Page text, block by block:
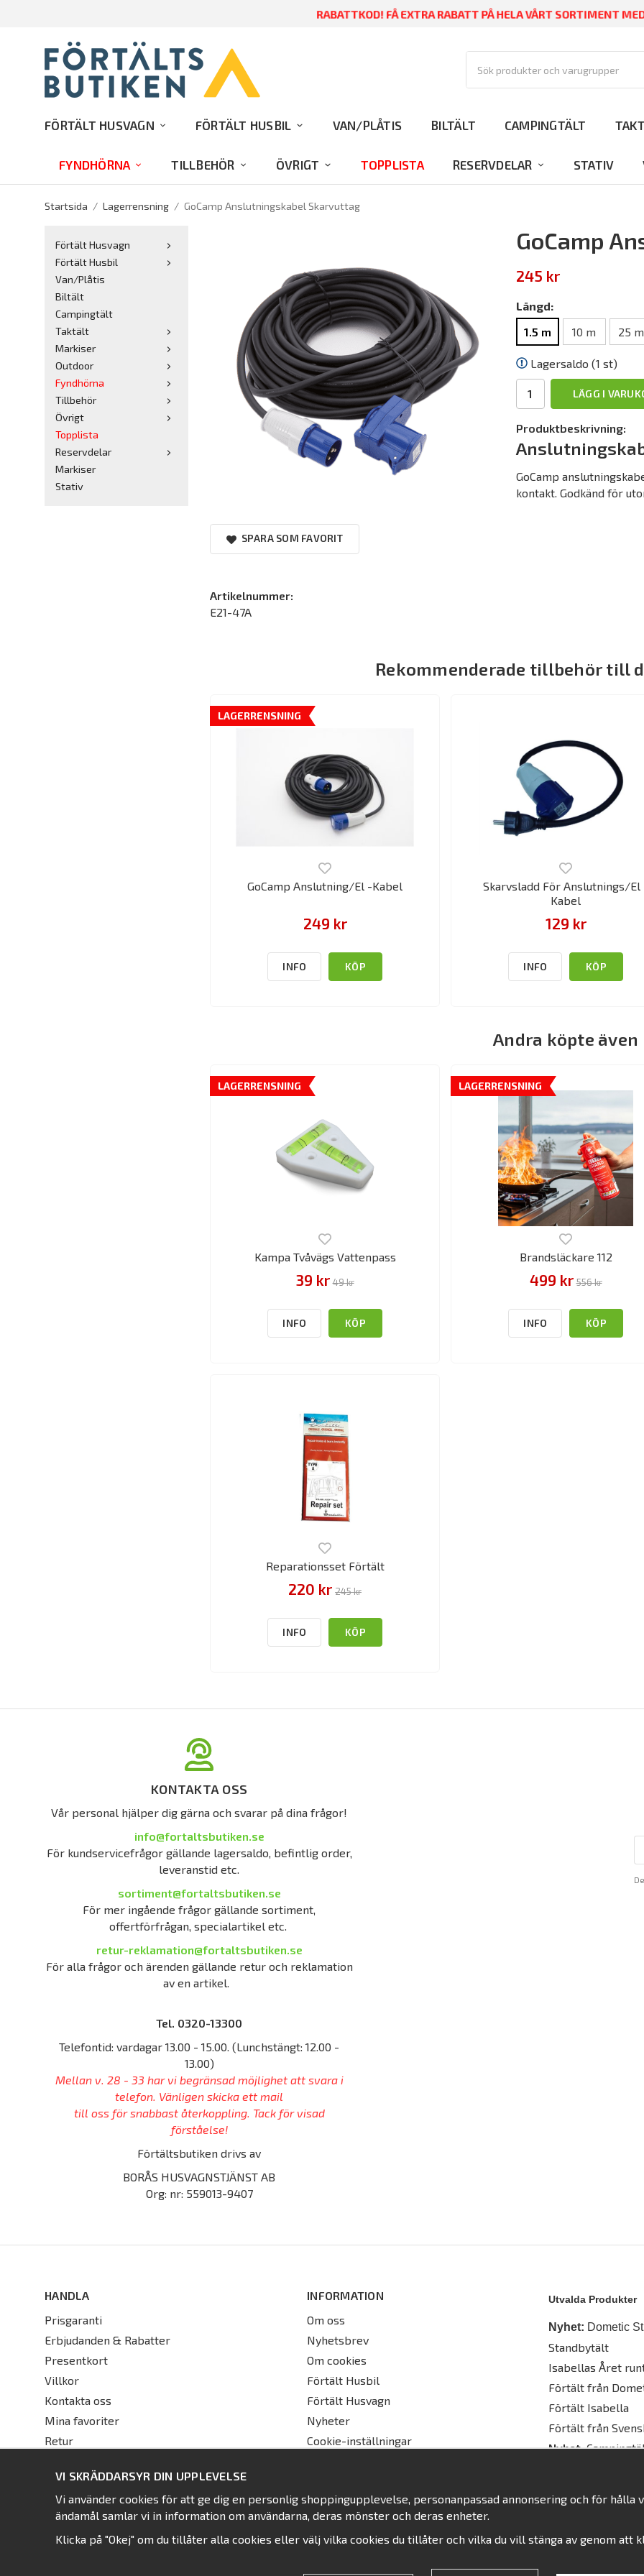
RABATTKOD! FÅ EXTRA RABATT PÅ HELA VÅRT SORTIMENT
FÖRTÄLT HUSVAGN FÖRTÄLT HUSBIL VAN/PLÅTIS BILTÄLT CAMPINGTÄLT
FYNDHÖRNA TILLBEHÖR ÖVRIGT TOPPLISTA RESERVDELAR STATIV
Startsida / Lagerrensning / GoCamp Anslutningskabel Skarvuttag
Förtält Husvagn
Förtält Husbil
Van/Plåtis
Biltält
Campingtält
Taktält
Markiser
Outdoor
Fyndhörna
Tillbehör
Övrigt
Topplista
Reservdelar
Markiser
Stativ
GoCamp
245 kr
Längd:
1.5 m
10 m 25 m
Lagersaldo (1 st)
LÄGG I
Produktbeskrivning:
GoCamp
kontakt. Godkänd för
SPARA SOM FAVORIT
Artikelnummer:
E21-47A
Rekommenderade tillbehör till
LAGERRENSNING
GoCamp Anslutning/El -Kabel
249 kr
INFO KÖP
Skarvsladd För Anslutnings/El
Kabel
129 kr
INFO KÖP
Andra köpte även
LAGERRENSNING
Kampa Tvåvägs Vattenpass
39 kr 49 kr
INFO KÖP
LAGERRENSNING
Brandsläckare 112
499 kr 556 kr
INFO KÖP
Reparationsset Förtält
220 kr 245 kr
INFO KÖP
KONTAKTA OSS
Vår personal hjälper dig gärna och svarar på dina frågor!
info@fortaltsbutiken.se
För kundservicefrågor gällande lagersaldo, befintlig order,
leveranstid etc.
sortiment@fortaltsbutiken.se
För mer ingående frågor gällande sortiment,
offertförfrågan, specialartikel etc.
retur-reklamation@fortaltsbutiken.se
För alla frågor och ärenden gällande retur och reklamation
av en artikel.
Tel. 0320-13300
Telefontid: vardagar 13.00 - 15.00. (Lunchstängt: 12.00 -
13.00)
Mellan v. 28 - 33 har vi begränsad möjlighet att svara i
telefon. Vänligen skicka ett mail
till oss för snabbast återkoppling. Tack för visad
förståelse!
Förtältsbutiken drivs av
BORÅS HUSVAGNSTJÄNST AB
Org: nr: 559013-9407
HANDLA
Prisgaranti
Erbjudanden & Rabatter
Presentkort
Villkor
Kontakta oss
Mina favoriter
Retur
INFORMATION
Om oss
Nyhetsbrev
Om cookies
Förtält Husbil
Förtält Husvagn
Nyheter
Cookie-inställningar
Utvalda Produkter
Nyhet: Dometic
Standbytält
Isabellas Året
Förtält från
Förtält Isabella
Förtält från
Nyhet:
VI SKRÄDDARSYR DIN UPPLEVELSE
Vi använder cookies för att ge dig en personlig shoppingupplevelse, personanpassad annonsering och för
ändamål samlar vi in information om användarna, deras mönster och deras enheter.
Klicka på "Okej" om du tillåter alla cookies eller välj vilka cookies du tillåter och vilka du vill stänga av genom att